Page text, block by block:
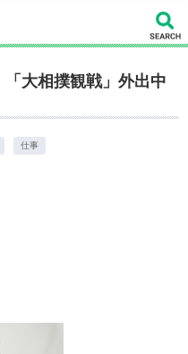
「大相撲観戦」外出中
仕事